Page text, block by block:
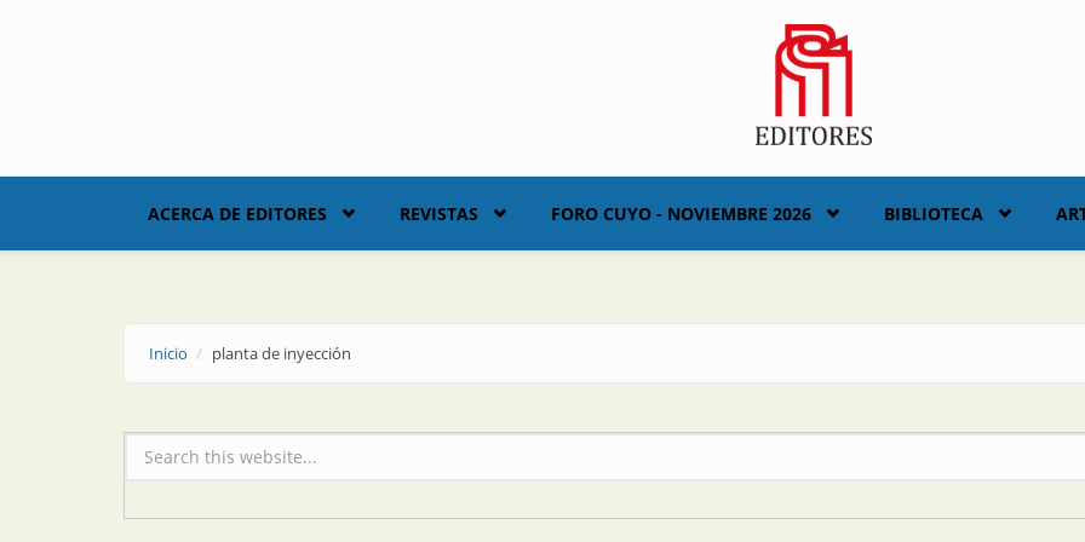
ACERCA DE EDITORES REVISTAS FORO CUYO - NOVIEMBRE 2026 BIBLIOTECA
Inicio planta de inyección
Formulario de búsqueda